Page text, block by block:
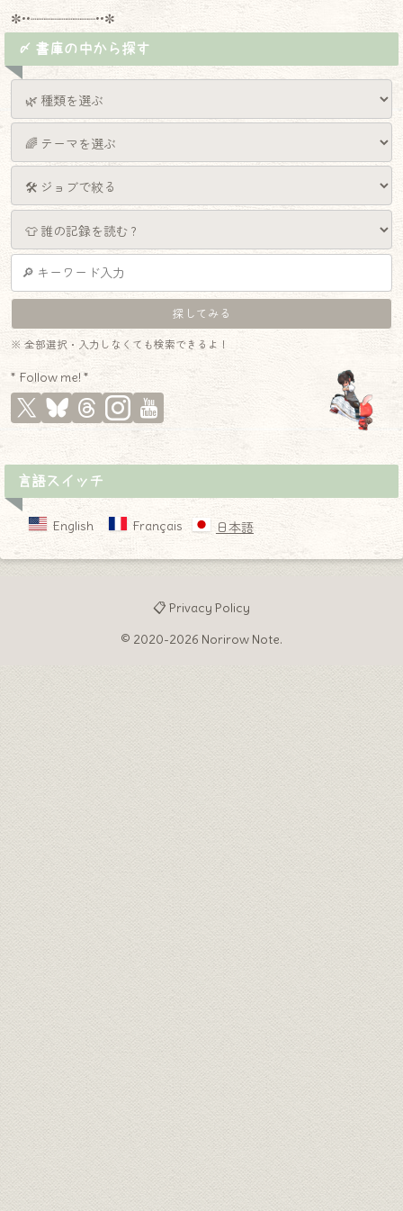
✼••┈┈┈┈┈┈┈┈┈••✼
〆 書庫の中から探す
※ 全部選択・入力しなくても検索できるよ！
* Follow me! *
言語スイッチ
English Français 日本語
📋 Privacy Policy
© 2020-2026 Norirow Note.